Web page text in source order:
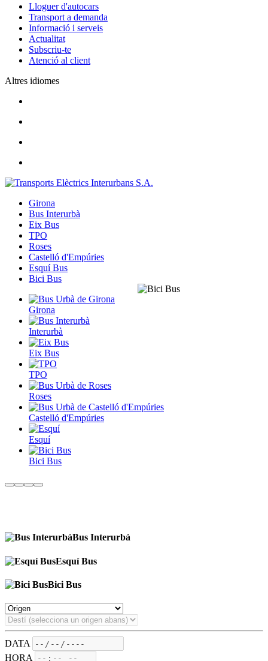
Lloguer d'autocars
Transport a demanda
Informació i serveis
Actualitat
Subscriu-te
Atenció al client
Altres idiomes
Girona
Bus Interurbà
Eix Bus
TPO
Roses
Castelló d'Empúries
Esquí Bus
Bici Bus
Girona
Interurbà
Eix Bus
TPO
Roses
Castelló d'Empúries
Esquí
Bici Bus
Bus Interurbà
Esquí Bus
Bici Bus
DATA
HORA